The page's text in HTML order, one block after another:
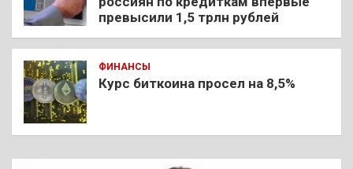
превысили 1,5 трлн рублей
ФИНАНСЫ
Курс биткоина просел на 8,5%